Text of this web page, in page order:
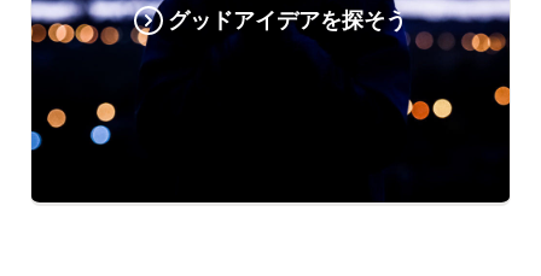
グッドアイデアを探そう